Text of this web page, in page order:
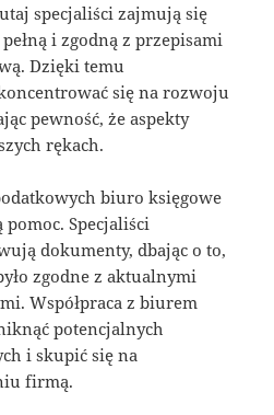
specjaliści zajmują się
i zgodną z przepisami
Dzięki temu
się na rozwoju
pewność, że aspekty
rękach.
biuro księgowe
Specjaliści
dokumenty, dbając o to,
zgodne z aktualnymi
Współpraca z biurem
potencjalnych
i skupić się na
firmą.